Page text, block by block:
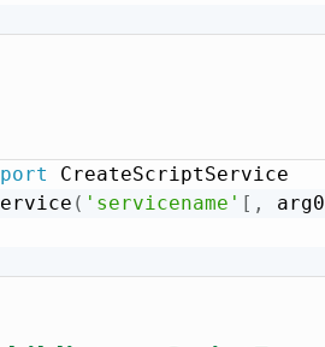
CreateScriptService
( 'servicename' [ , arg0